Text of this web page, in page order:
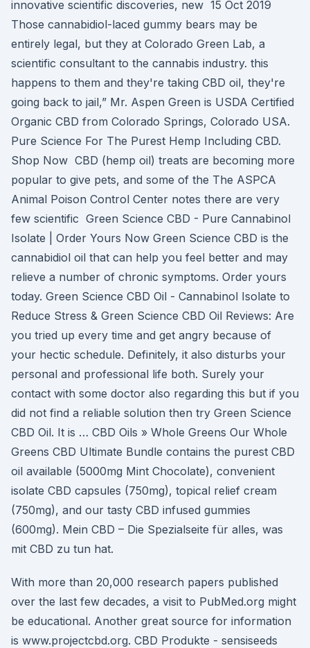
innovative scientific discoveries, new 15 Oct 2019
Those cannabidiol-laced gummy bears may be
entirely legal, but they at Colorado Green Lab, a
scientific consultant to the cannabis industry. this
happens to them and they're taking CBD oil, they're
going back to jail,” Mr. Aspen Green is USDA Certified
Organic CBD from Colorado Springs, Colorado USA.
Pure Science For The Purest Hemp Including CBD.
Shop Now CBD (hemp oil) treats are becoming more
popular to give pets, and some of the The ASPCA
Animal Poison Control Center notes there are very
few scientific Green Science CBD - Pure Cannabinol
Isolate | Order Yours Now Green Science CBD is the
cannabidiol oil that can help you feel better and may
relieve a number of chronic symptoms. Order yours
today. Green Science CBD Oil - Cannabinol Isolate to
Reduce Stress & Green Science CBD Oil Reviews: Are
you tried up every time and get angry because of
your hectic schedule. Definitely, it also disturbs your
personal and professional life both. Surely your
contact with some doctor also regarding this but if you
did not find a reliable solution then try Green Science
CBD Oil. It is … CBD Oils » Whole Greens Our Whole
Greens CBD Ultimate Bundle contains the purest CBD
oil available (5000mg Mint Chocolate), convenient
isolate CBD capsules (750mg), topical relief cream
(750mg), and our tasty CBD infused gummies
(600mg). Mein CBD – Die Spezialseite für alles, was
mit CBD zu tun hat.
With more than 20,000 research papers published
over the last few decades, a visit to PubMed.org might
be educational. Another great source for information
is www.projectcbd.org. CBD Produkte - sensiseeds